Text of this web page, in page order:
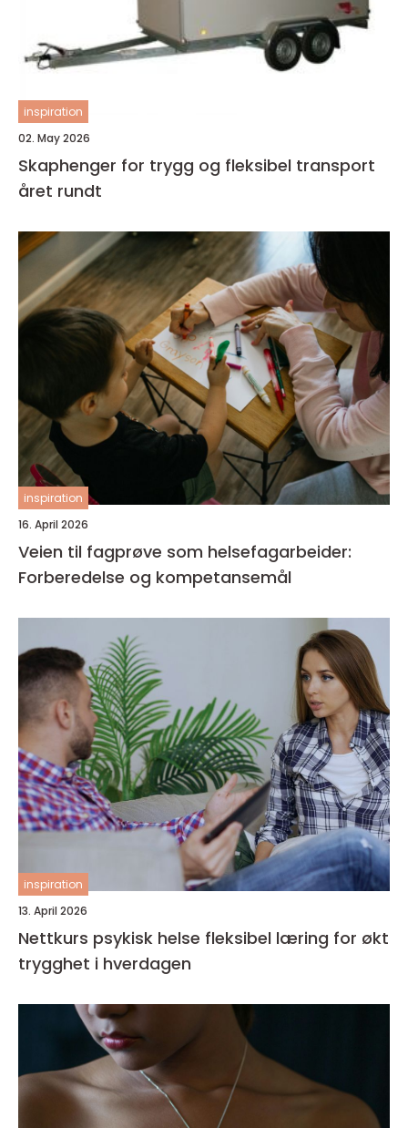
inspiration
02. May 2026
Skaphenger for trygg og fleksibel transport
året rundt
inspiration
16. April 2026
Veien til fagprøve som helsefagarbeider:
Forberedelse og kompetansemål
inspiration
13. April 2026
Nettkurs psykisk helse fleksibel læring for økt
trygghet i hverdagen